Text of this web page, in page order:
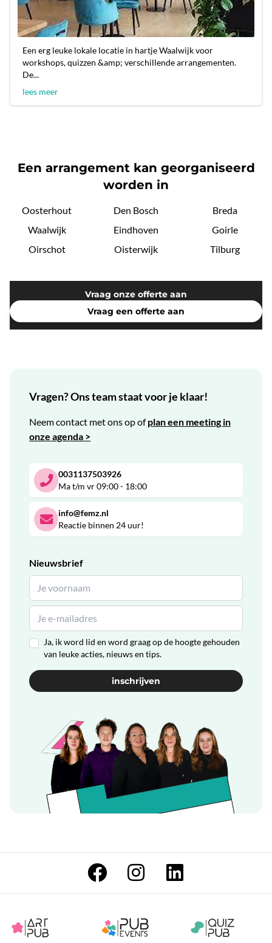
Een erg leuke lokale locatie in hartje Waalwijk voor
workshops, quizzen &amp; verschillende arrangementen.
De...
lees meer
Een arrangement kan georganiseerd
worden in
Oosterhout Den Bosch
Breda
Waalwijk
Eindhoven
Goirle
Oirschot
Oisterwijk Tilburg
Vraag onze offerte aan
Vraag een offerte aan
Vragen? Ons team staat voor je klaar!
Neem contact met ons op ofplan een meeting in
onze agenda >
0031137503926
Ma t/m vr 09:00 - 18:00
info@femz.nl
Reactie binnen 24 uur!
Nieuwsbrief
Ja, ik word lid en word graag op de hoogte gehouden
van leuke acties, nieuws en tips.